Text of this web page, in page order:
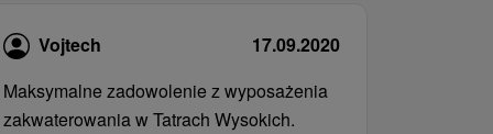
Vojtech
17.09.2020
Maksymalne zadowolenie z wyposażenia
zakwaterowania w Tatrach Wysokich.